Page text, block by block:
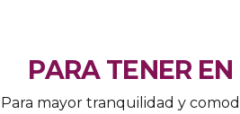
PARA TENER
Para mayor tranquilidad y